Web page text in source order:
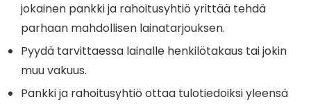
jokainen pankki ja rahoitusyhtiö yrittää tehdä
parhaan mahdollisen lainatarjouksen.
Pyydä tarvittaessa lainalle henkilötakaus tai jokin
muu vakuus.
Pankki ja rahoitusyhtiö ottaa tulotiedoiksi yleensä